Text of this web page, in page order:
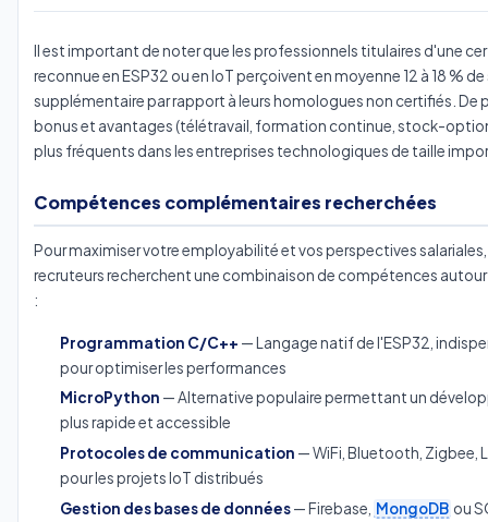
Il est important de noter que les professionnels titulaires d'une
reconnue en ESP32 ou en IoT perçoivent en moyenne 12 à 18 % de
supplémentaire par rapport à leurs homologues non certifiés. De
bonus et avantages (télétravail, formation continue, stock-
plus fréquents dans les entreprises technologiques de taille
Compétences complémentaires recherchées
Pour maximiser votre employabilité et vos perspectives salariales,
recruteurs recherchent une combinaison de compétences autour
:
Programmation C/C++ — Langage natif de l'ESP32,
pour optimiser les performances
MicroPython — Alternative populaire permettant un
plus rapide et accessible
Protocoles de communication — WiFi, Bluetooth, Zigbee,
pour les projets IoT distribués
Gestion des bases de données— Firebase, MongoDB ou